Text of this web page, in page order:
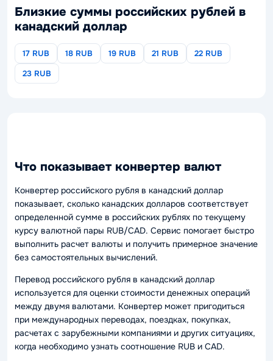
Близкие суммы российских рублей в
канадский доллар
17 RUB 18 RUB 19 RUB 21 RUB
22 RUB
23 RUB
Что показывает конвертер валют
Конвертер российского рубля в канадский доллар
показывает, сколько канадских долларов соответствует
определенной сумме в российских рублях по текущему
курсу валютной пары RUB/CAD. Сервис помогает быстро
выполнить расчет валюты и получить примерное значение
без самостоятельных вычислений.
Перевод российского рубля в канадский доллар
используется для оценки стоимости денежных операций
между двумя валютами. Конвертер может пригодиться
при международных переводах, поездках, покупках,
расчетах с зарубежными компаниями и других ситуациях,
когда необходимо узнать соотношение RUB и CAD.